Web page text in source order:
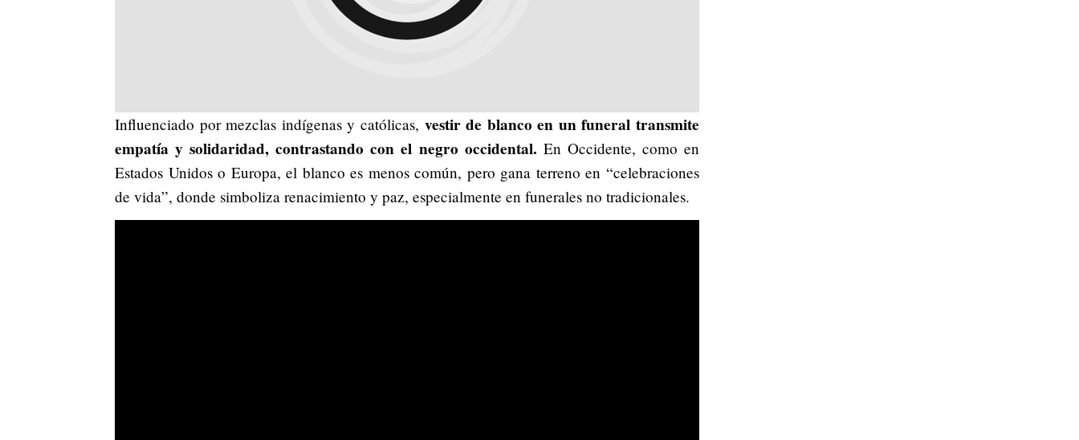
Influenciado por mezclas indígenas y católicas, vestir de blanco en un funeral transmite
empatía y solidaridad, contrastando con el negro occidental. En Occidente, como en
Estados Unidos o Europa, el blanco es menos común, pero gana terreno en “celebraciones
de vida”, donde simboliza renacimiento y paz, especialmente en funerales no tradicionales.